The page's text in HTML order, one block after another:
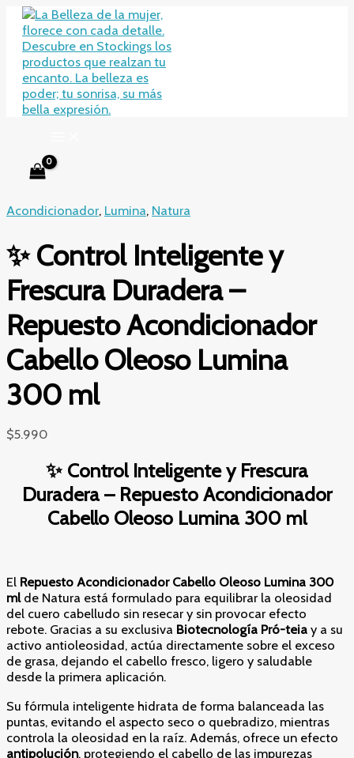
contenido
Acondicionador, Lumina, Natura
✨ Control Inteligente y
Frescura Duradera –
Repuesto Acondicionador
Cabello Oleoso Lumina
300 ml
$5.990
✨ Control Inteligente y Frescura
Duradera – Repuesto Acondicionador
Cabello Oleoso Lumina 300 ml
El Repuesto Acondicionador Cabello Oleoso Lumina 300
mlde Natura está formulado para equilibrar la oleosidad
del cuero cabelludo sin resecar y sin provocar efecto
rebote. Gracias a su exclusiva Biotecnología Pró-teia y a su
activo antioleosidad, actúa directamente sobre el exceso
de grasa, dejando el cabello fresco, ligero y saludable
desde la primera aplicación.
Su fórmula inteligente hidrata de forma balanceada las
puntas, evitando el aspecto seco o quebradizo, mientras
controla la oleosidad en la raíz. Además, ofrece un efecto
antipolución, protegiendo el cabello de las impurezas